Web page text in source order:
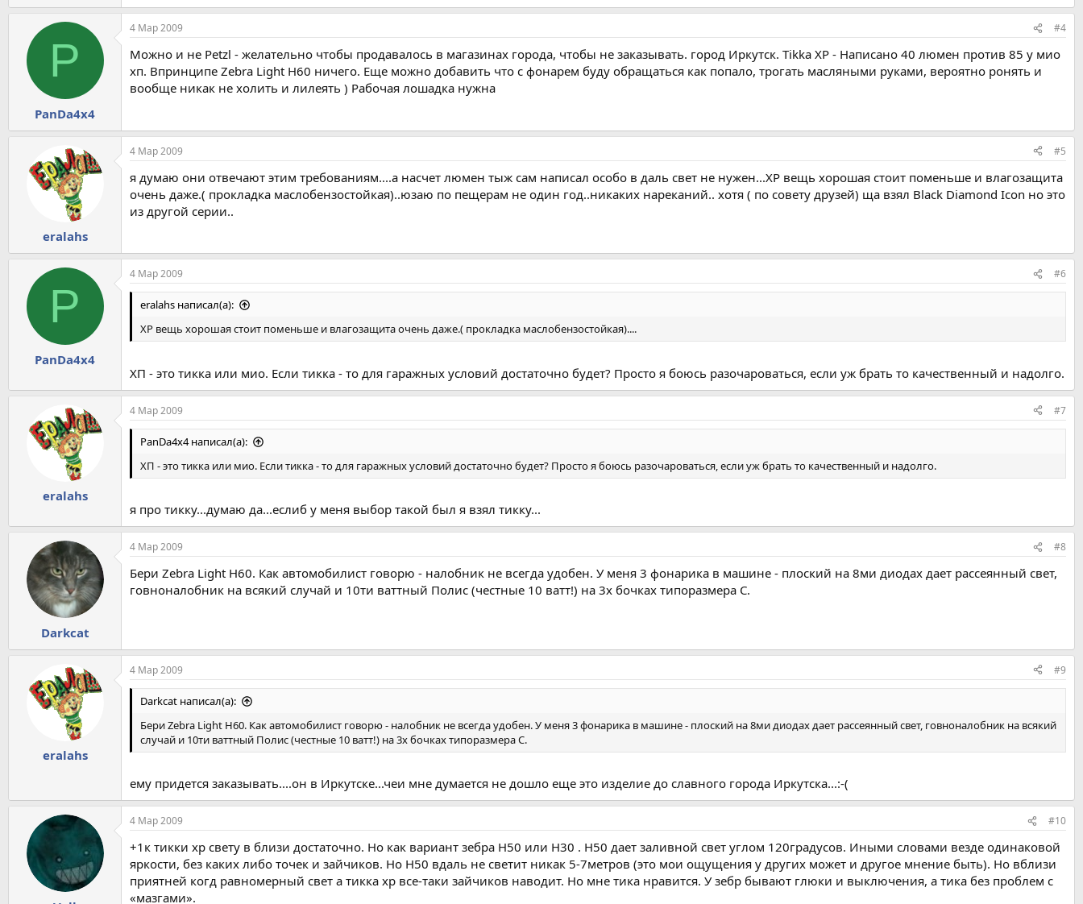
P
PanDa4x4
4 Мар 2009 #4
Можно и не Petzl - желательно чтобы продавалось в магазинах города, чтобы не заказывать. город Иркутск. Tikka XP - Написано 40 люмен против 85 у мио
хп. Впринципе Zebra Light H60 ничего. Еще можно добавить что с фонарем буду обращаться как попало, трогать масляными руками, вероятно ронять и
вообще никак не холить и лилеять ) Рабочая лошадка нужна
eralahs
4 Мар 2009 #5
я думаю они отвечают этим требованиям....а насчет люмен тыж сам написал особо в даль свет не нужен...ХР вещь хорошая стоит поменьше и влагозащита
очень даже.( прокладка маслобензостойкая)..юзаю по пещерам не один год..никаких нареканий.. хотя ( по совету друзей) ща взял Black Diamond Icon но это
из другой серии..
P
PanDa4x4
4 Мар 2009 #6
eralahs написал(а):
ХР вещь хорошая стоит поменьше и влагозащита очень даже.( прокладка маслобензостойкая)....
ХП - это тикка или мио. Если тикка - то для гаражных условий достаточно будет? Просто я боюсь разочароваться, если уж брать то качественный и надолго.
eralahs
4 Мар 2009 #7
PanDa4x4 написал(а):
ХП - это тикка или мио. Если тикка - то для гаражных условий достаточно будет? Просто я боюсь разочароваться, если уж брать то качественный и надолго.
я про тикку...думаю да...еслиб у меня выбор такой был я взял тикку...
Darkcat
4 Мар 2009 #8
Бери Zebra Light H60. Как автомобилист говорю - налобник не всегда удобен. У меня 3 фонарика в машине - плоский на 8ми диодах дает рассеянный свет,
говноналобник на всякий случай и 10ти ваттный Полис (честные 10 ватт!) на 3х бочках типоразмера C.
eralahs
4 Мар 2009 #9
Darkcat написал(а):
Бери Zebra Light H60. Как автомобилист говорю - налобник не всегда удобен. У меня 3 фонарика в машине - плоский на 8ми диодах дает рассеянный свет, говноналобник на всякий
случай и 10ти ваттный Полис (честные 10 ватт!) на 3х бочках типоразмера C.
ему придется заказывать....он в Иркутске...чеи мне думается не дошло еще это изделие до славного города Иркутска...:-(
4 Мар 2009 #10
+1к тикки хр свету в близи достаточно. Но как вариант зебра Н50 или Н30 . Н50 дает заливной свет углом 120градусов. Иными словами везде одинаковой
яркости, без каких либо точек и зайчиков. Но Н50 вдаль не светит никак 5-7метров (это мои ощущения у других может и другое мнение быть). Но вблизи
приятней когд равномерный свет а тикка хр все-таки зайчиков наводит. Но мне тика нравится. У зебр бывают глюки и выключения, а тика без проблем с
«мазгами».